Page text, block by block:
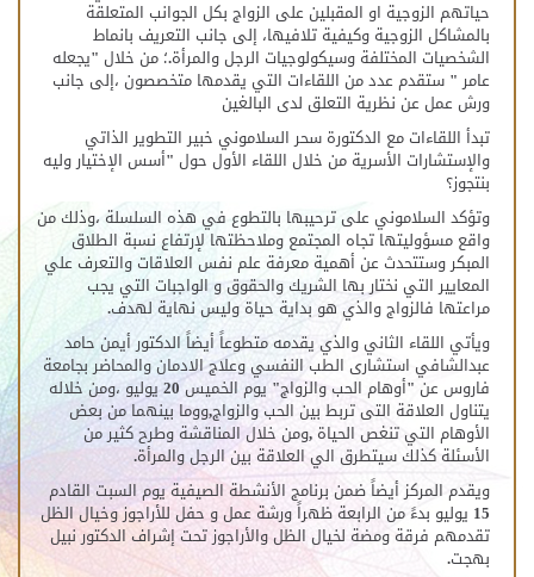
حياتهم الزوجية او المقبلين على الزواج بكل الجوانب المتعلقة
بالمشاكل الزوجية وكيفية تلافيها، إلى جانب التعريف بانماط
الشخصيات المختلفة وسيكولوجيات الرجل والمرأة.؛ من خلال "يجعله
عامر " ستقدم عدد من اللقاءات التي يقدمها متخصصون ،إلى جانب
ورش عمل عن نظرية التعلق لدى البالغين
تبدأ اللقاءات مع الدكتورة سحر السلاموني خبير التطوير الذاتي
والإستشارات الأسرية من خلال اللقاء الأول حول "أسس الإختيار وليه
بنتجوز؟
وتؤكد السلاموني على ترحيبها بالتطوع في هذه السلسلة ،وذلك من
واقع مسؤوليتها تجاه المجتمع وملاحظتها لإرتفاع نسبة الطلاق
المبكر وستتحدث عن أهمية معرفة علم نفس العلاقات والتعرف علي
المعايير التي نختار بها الشريك والحقوق و الواجبات التي يجب
مراعتها فالزواج والذي هو بداية حياة وليس نهاية لهدف.
ويأتي اللقاء الثاني والذي يقدمه متطوعاً أيضاً الدكتور أيمن حامد
عبدالشافي استشارى الطب النفسي وعلاج الادمان والمحاضر بجامعة
فاروس عن "أوهام الحب والزواج" يوم الخميس 20 يوليو ،ومن خلاله
يتناول العلاقة التى تربط بين الحب والزواج,ووما بينهما من بعض
الأوهام التي تنغص الحياة ,ومن خلال المناقشة وطرح كثير من
الأسئلة كذلك سيتطرق الي العلاقة بين الرجل والمرأة.
ويقدم المركز أيضاً ضمن برنامج الأنشطة الصيفية يوم السبت القادم
15 يوليو بدءً من الرابعة ظهراً ورشة عمل و حفل للأراجوز وخيال الظل
تقدمهم فرقة ومضة لخيال الظل والأراجوز تحت إشراف الدكتور نبيل
بهجت.